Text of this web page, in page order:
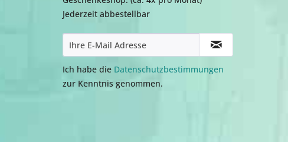
Jederzeit abbestellbar
Ich habe die Datenschutzbestimmungen
zur Kenntnis genommen.